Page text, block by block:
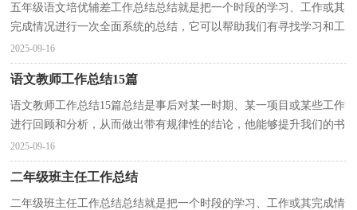
五年级语文培优辅差工作总结总结就是把一个时段的学习、工作或其
完成情况进行一次全面系统的总结，它可以帮助我们有寻找学习和工
作中的规律，为此我们要做好回顾，写好总结。但是...
2025-09-16
语文教师工作总结15篇
语文教师工作总结15篇总结是事后对某一时期、某一项目或某些工作
进行回顾和分析，从而做出带有规律性的结论，他能够提升我们的书
面表达能力，快快来写一份总结吧。我们该怎么写总...
2025-09-16
二年级班主任工作总结
二年级班主任工作总结总结就是把一个时段的学习、工作或其完成情